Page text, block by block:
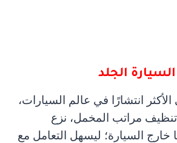
الجلد
انتشارًا في عالم السيارات،
مراتب المخمل، نزع
خارج السيارة؛ ليسهل التعامل مع